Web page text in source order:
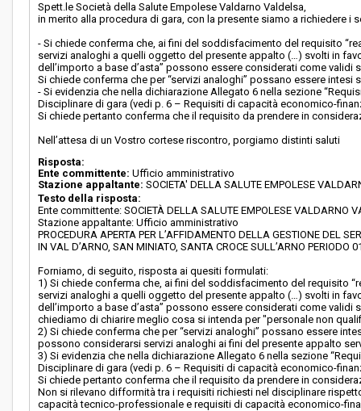
Spett.le Società della Salute Empolese Valdarno Valdelsa,
in merito alla procedura di gara, con la presente siamo a richiedere i
- Si chiede conferma che, ai fini del soddisfacimento del requisito
servizi analoghi a quelli oggetto del presente appalto (…) svolti in
dell’importo a base d’asta” possono essere considerati come
Si chiede conferma che per “servizi analoghi” possano essere
- Si evidenzia che nella dichiarazione Allegato 6 nella sezione
Disciplinare di gara (vedi p. 6 – Requisiti di capacità economico-
Si chiede pertanto conferma che il requisito da prendere in
Nell’attesa di un Vostro cortese riscontro, porgiamo distinti saluti
Risposta:
Ente committente: Ufficio amministrativo
Stazione appaltante: SOCIETA' DELLA SALUTE EMPOLESE
Testo della risposta:
Ente committente: SOCIETÀ DELLA SALUTE EMPOLESE VALDARNO
Stazione appaltante: Ufficio amministrativo
PROCEDURA APERTA PER L’AFFIDAMENTO DELLA GESTIONE DEL
IN VAL D’ARNO, SAN MINIATO, SANTA CROCE SULL’ARNO
Forniamo, di seguito, risposta ai quesiti formulati:
1) Si chiede conferma che, ai fini del soddisfacimento del requisito
servizi analoghi a quelli oggetto del presente appalto (…) svolti in
dell’importo a base d’asta” possono essere considerati come
chiediamo di chiarire meglio cosa si intenda per "personale non
2) Si chiede conferma che per “servizi analoghi” possano essere
possono considerarsi servizi analoghi ai fini del presente appalto
3) Si evidenzia che nella dichiarazione Allegato 6 nella sezione
Disciplinare di gara (vedi p. 6 – Requisiti di capacità economico-
Si chiede pertanto conferma che il requisito da prendere in
Non si rilevano difformità tra i requisiti richiesti nel disciplinare
capacità tecnico-professionale e requisiti di capacità economico-